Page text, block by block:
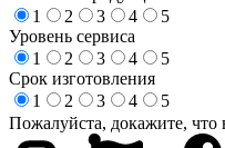
1
2 3 4
5
Уровень сервиса
1
2 3 4
5
Срок изготовления
1
2 3 4
5
Пожалуйста, докажите, что